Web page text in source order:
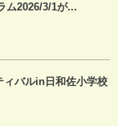
ム2026/3/1が...
ィバルin日和佐小学校